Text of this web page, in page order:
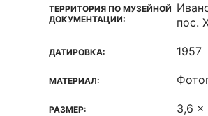
ТЕРРИТОРИЯ ПО МУЗЕЙНОЙ
ДОКУМЕНТАЦИИ:
пос.
ДАТИРОВКА: 1957
МАТЕРИАЛ:
РАЗМЕР: 3,6 x